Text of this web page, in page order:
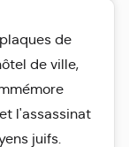
de
de ville,
l'assassinat
juifs.